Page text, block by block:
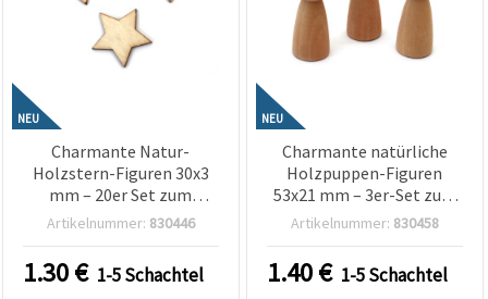
NEU
Charmante Natur-
Holzstern-Figuren 30x3
mm – 20er Set zum
Basteln & Dekorieren
Artikelnummer: 830446
1.30€ 1-5 Schachtel
NEU
Charmante natürliche
Holzpuppen-Figuren
53x21 mm – 3er-Set zum
Bemalen, Kinder-Basteln
Artikelnummer: 830458
1.40€ 1-5 Schachtel